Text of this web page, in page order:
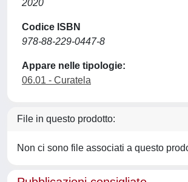
2020
Codice ISBN
978-88-229-0447-8
Appare nelle tipologie:
06.01 - Curatela
File in questo prodotto:
Non ci sono file associati a questo